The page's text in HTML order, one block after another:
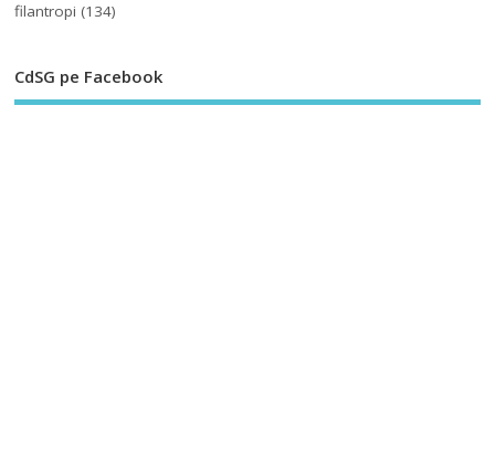
filantropi (134)
CdSG pe Facebook